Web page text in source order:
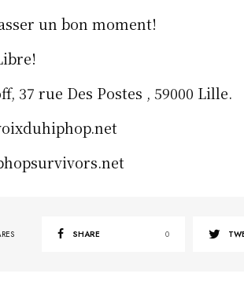
un bon moment!
37 rue Des Postes , 59000 Lille.
SHARE 0